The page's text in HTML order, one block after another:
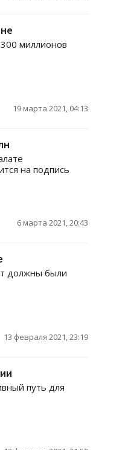
миллионов
19 марта 2021, 04:13
на подпись
6 марта 2021, 20:43
должны были
13 февраля 2021, 23:19
путь для